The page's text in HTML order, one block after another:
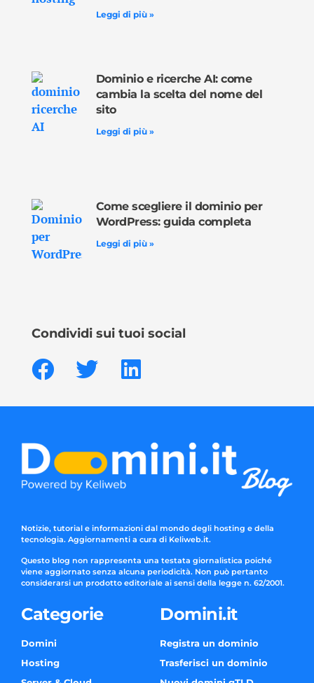
Leggi di più »
Dominio e ricerche AI: come
cambia la scelta del nome del
sito
Leggi di più »
Come scegliere il dominio per
WordPress: guida completa
Leggi di più »
Condividi sui tuoi social
Notizie, tutorial e informazioni dal mondo degli hosting e della
tecnologia. Aggiornamenti a cura di Keliweb.it.
Questo blog non rappresenta una testata giornalistica poiché
viene aggiornato senza alcuna periodicità. Non può pertanto
considerarsi un prodotto editoriale ai sensi della legge n. 62/2001.
Categorie
Domini
Hosting
Domini.it
Registra un dominio
Trasferisci un dominio